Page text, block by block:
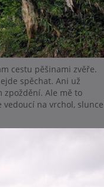
cestu pěšinami zvěře.
spěchat. Ani už
zpoždění. Ale mě to
vedoucí na vrchol, slunce